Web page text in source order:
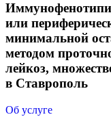
или
минимальной
методом
лейкоз,
в Ставрополь
Об услуге